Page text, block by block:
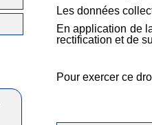
Les données
En application de
rectification et de
Pour exercer ce